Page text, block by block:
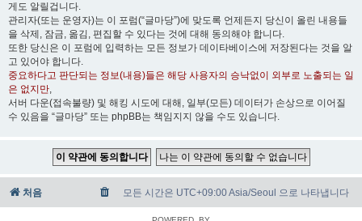
게도 알릴겁니다.
관리자(또는 운영자)는 이 포럼(“글마당”)에 맞도록 언제든지 당신이 올린 내용들
을 삭제, 잠금, 옮김, 편집할 수 있다는 것에 대해 동의해야 합니다.
또한 당신은 이 포럼에 입력하는 모든 정보가 데이타베이스에 저장된다는 것을 알
고 있어야 합니다.
중요하다고 판단되는 정보(내용)들은 해당 사용자의 승낙없이 외부로 노출되는 일
은 없지만,
서버 다운(접속불량) 및 해킹 시도에 대해, 일부(모든) 데이터가 손상으로 이어질
수 있음을 “글마당” 또는 phpBB는 책임지지 않을 수도 있습니다.
처음 모든 시간은 UTC+09:00 Asia/Seoul 으로 나타냅니다